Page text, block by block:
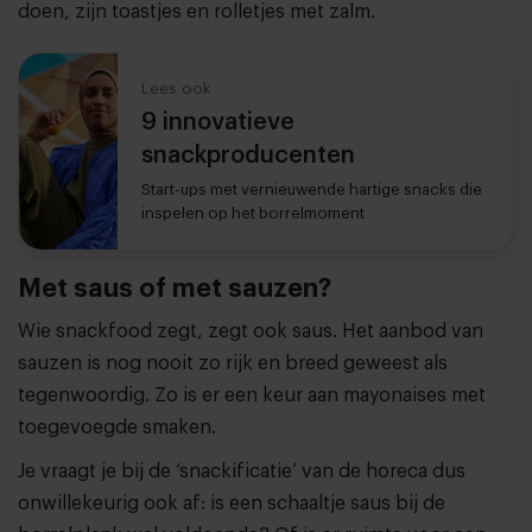
doen, zijn toastjes en rolletjes met zalm.
Lees ook
9 innovatieve
snackproducenten
Start-ups met vernieuwende hartige snacks die
inspelen op het borrelmoment
Met saus of met sauzen?
Wie snackfood zegt, zegt ook saus. Het aanbod van
sauzen is nog nooit zo rijk en breed geweest als
tegenwoordig. Zo is er een keur aan mayonaises met
toegevoegde smaken.
Je vraagt je bij de ‘snackificatie’ van de horeca dus
onwillekeurig ook af: is een schaaltje saus bij de